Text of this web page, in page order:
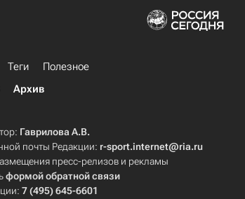
Теги
Полезное
Архив
Гаврилова А.В.
почты Редакции: r-sport.internet@ria.ru
пресс-релизов и рекламы
формой обратной связи
7 (495) 645-6601